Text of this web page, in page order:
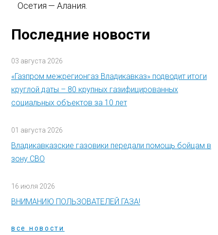
Осетия — Алания.
Последние новости
03 августа 2026
«Газпром межрегионгаз Владикавказ» подводит итоги
круглой даты – 80 крупных газифицированных
социальных объектов за 10 лет
01 августа 2026
Владикавказские газовики передали помощь бойцам в
зону СВО
16 июля 2026
ВНИМАНИЮ ПОЛЬЗОВАТЕЛЕЙ ГАЗА!
все новости